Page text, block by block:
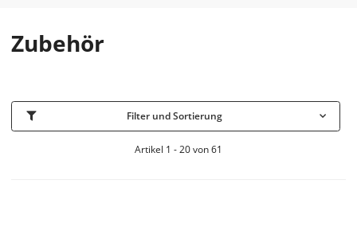
Zubehör
Filter und Sortierung
Artikel 1 - 20 von 61